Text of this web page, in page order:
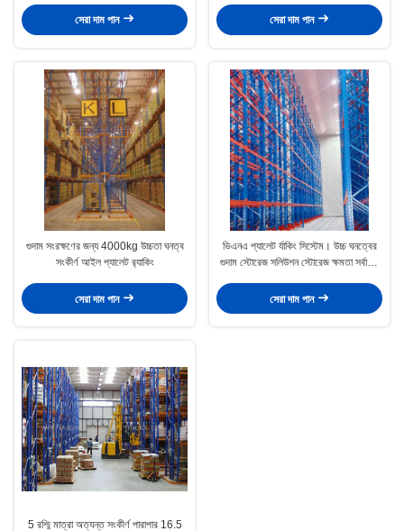
সেরা দাম পান
সেরা দাম পান
গুদাম সংরক্ষণের জন্য 4000kg উচ্চতা ঘনত্ব
সংকীর্ণ আইল প্যালেট র‌্যাকিং
সেরা দাম পান
ভিএনএ প্যালেট র্যাকিং সিস্টেম। উচ্চ ঘনত্বের
গুদাম স্টোরেজ সলিউশন স্টোরেজ ক্ষমতা সর্বাধিক
সেরা দাম পান
5 রশ্মি মাত্রা অত্যন্ত সংকীর্ণ পারাপার 16.5